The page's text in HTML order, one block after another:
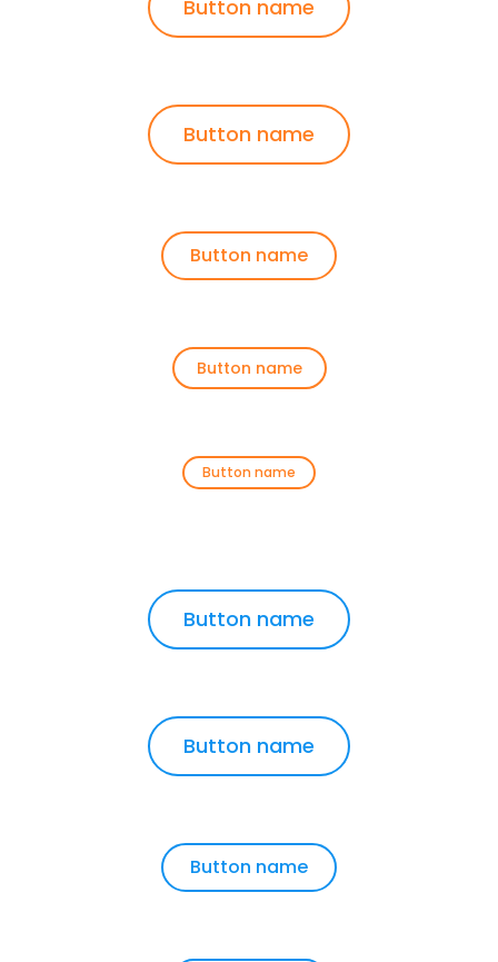
Button name
Button name
Button name
Button name
Button name
Button name
Button name
Button name